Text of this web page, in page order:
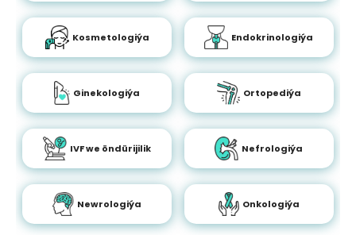
Kosmetologiýa Endokrinologiýa
Ginekologiýa Ortopediýa
IVF we öndürijilik Nefrologiýa
Newrologiýa Onkologiýa